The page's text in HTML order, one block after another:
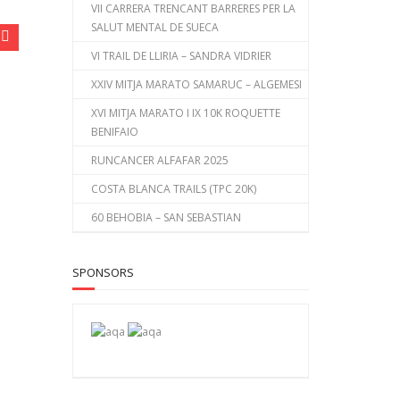
VII CARRERA TRENCANT BARRERES PER LA
SALUT MENTAL DE SUECA
VI TRAIL DE LLIRIA – SANDRA VIDRIER
XXIV MITJA MARATO SAMARUC – ALGEMESI
XVI MITJA MARATO I IX 10K ROQUETTE
BENIFAIO
RUNCANCER ALFAFAR 2025
COSTA BLANCA TRAILS (TPC 20K)
60 BEHOBIA – SAN SEBASTIAN
SPONSORS